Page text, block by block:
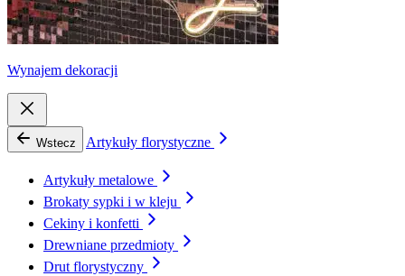
Wynajem dekoracji
Wstecz Artykuły florystyczne
Artykuły metalowe
Brokaty sypki i w kleju
Cekiny i konfetti
Drewniane przedmioty
Drut florystyczny